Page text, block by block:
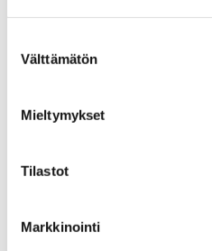
valinta
Välttämätön
Mieltymykset
Tilastot
Markkinointi